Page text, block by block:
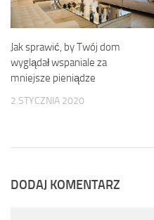
Jak sprawić, by Twój dom
wyglądał wspaniale za
mniejsze pieniądze
2 STYCZNIA 2020
DODAJ KOMENTARZ